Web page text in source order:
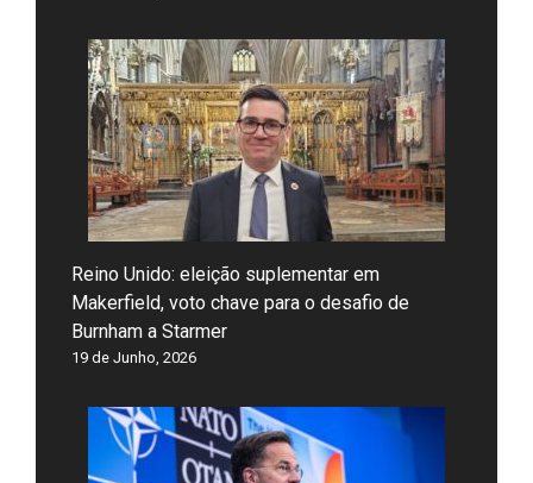
Reino Unido: eleição suplementar em
Makerfield, voto chave para o desafio de
Burnham a Starmer
19 de Junho, 2026